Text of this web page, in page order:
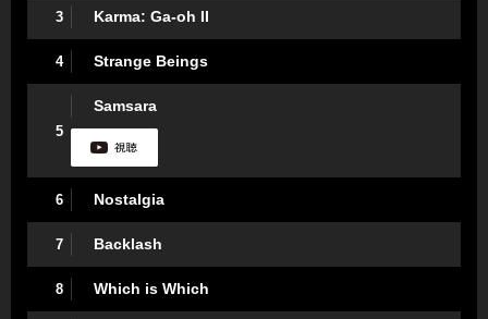
3 Karma: Ga-oh II
4 Strange Beings
5
Samsara
6 Nostalgia
7 Backlash
8 Which is Which